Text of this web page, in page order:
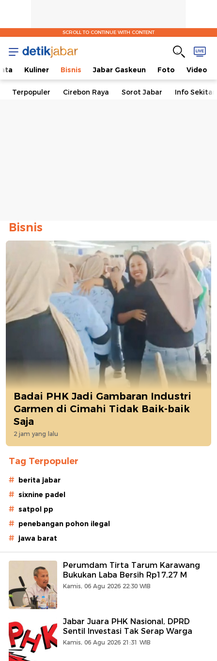
detikJabarSCROLL TO CONTINUE WITH CONTENT
Kuliner Bisnis Jabar Gaskeun Foto Video
Terpopuler Cirebon Raya Sorot Jabar Info
Bisnis
Badai PHK Jadi Gambaran Industri
Garmen di Cimahi Tidak Baik-baik
Saja
2 jam yang lalu
Tag Terpopuler
# berita jabar
# sixnine padel
# satpol pp
# penebangan pohon ilegal
# jawa barat
Perumdam Tirta Tarum Karawang
Bukukan Laba Bersih Rp17,27 M
Kamis, 06 Agu 2026 22:30 WIB
Jabar Juara PHK Nasional, DPRD
Sentil Investasi Tak Serap Warga
Kamis, 06 Agu 2026 21:31 WIB